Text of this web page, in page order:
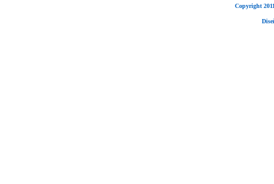
Copyright